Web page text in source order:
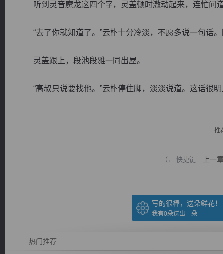
听到灵音魔龙这四个字，灵盖顿时激动起来，连忙问道
“去了你就知道了。”云朴十分冷淡，不愿多说一句话。
灵盖跟上，段池段雅一同出屋。
“高叔只说要找他。”云朴停住脚，淡淡说道。这话很明
推
（← 快捷键 上一章
写的很棒，送朵鲜花！
我有0朵送出一朵
热门推荐